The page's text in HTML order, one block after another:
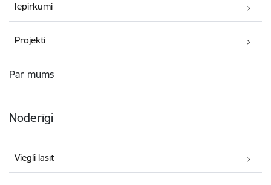
Iepirkumi
Projekti
Par mums
Noderīgi
Viegli lasīt